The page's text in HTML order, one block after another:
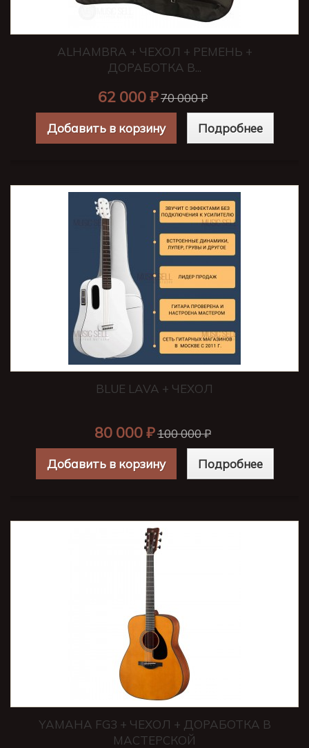
ALHAMBRA + ЧЕХОЛ + РЕМЕНЬ +
ДОРАБОТКА В...
62 000 ₽70 000 ₽
Добавить в корзину Подробнее
BLUE LAVA + ЧЕХОЛ
80 000 ₽100 000 ₽
Добавить в корзину Подробнее
YAMAHA FG3 + ЧЕХОЛ + ДОРАБОТКА В
МАСТЕРСКОЙ